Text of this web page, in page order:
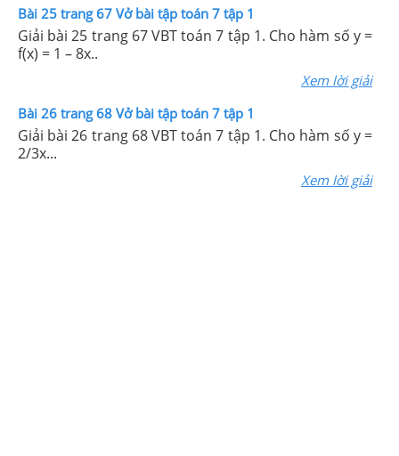
Bài 25 trang 67 Vở bài tập toán 7 tập 1
Giải bài 25 trang 67 VBT toán 7 tập 1. Cho hàm số y =
f(x) = 1 – 8x..
Xem lời giải
Bài 26 trang 68 Vở bài tập toán 7 tập 1
Giải bài 26 trang 68 VBT toán 7 tập 1. Cho hàm số y =
2/3x...
Xem lời giải